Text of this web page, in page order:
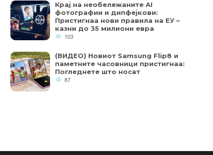
Крај на необележаните AI
фотографии и дипфејкови:
Пристигнаа нови правила на ЕУ –
казни до 35 милиони евра
103
(ВИДЕО) Новиот Samsung Flip8 и
паметните часовници пристигнаа:
Погледнете што носат
87